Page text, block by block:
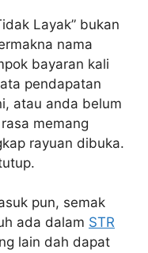
Layak” bukan
nama
bayaran kali
pendapatan
atau anda belum
memang
rayuan dibuka.
pun, semak
ada dalam STR
lain dah dapat